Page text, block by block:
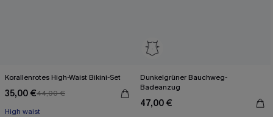
Korallenrotes High-Waist Bikini-Set
35,00 €44,00 €
High waist
Dunkelgrüner Bauchweg-
Badeanzug
47,00 €